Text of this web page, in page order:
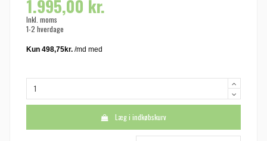
1.995,00 kr.
Inkl. moms
1-2 hverdage
Læg i indkøbskurv